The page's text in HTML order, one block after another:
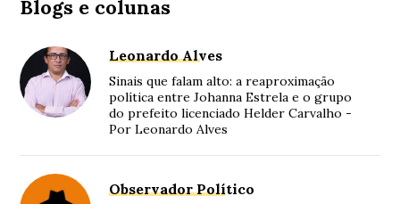
Blogs e colunas
Leonardo Alves
Sinais que falam alto: a reaproximação
política entre Johanna Estrela e o grupo
do prefeito licenciado Helder Carvalho -
Por Leonardo Alves
Observador Político